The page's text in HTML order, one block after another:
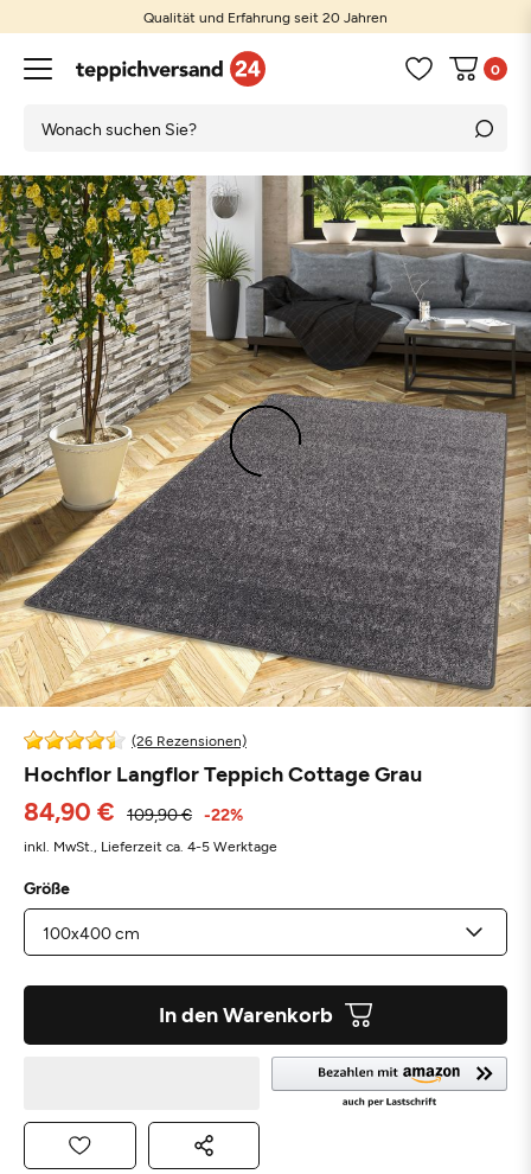
Qualität und Erfahrung seit 20 Jahren
0
(26 Rezensionen)
Hochflor Langflor Teppich Cottage Grau
84,90 € 109,90 € -22%
inkl. MwSt., Lieferzeit ca. 4-5 Werktage
Größe
In den Warenkorb